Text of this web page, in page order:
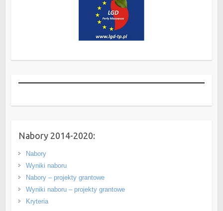
Nabory 2014-2020:
Nabory
Wyniki naboru
Nabory – projekty grantowe
Wyniki naboru – projekty grantowe
Kryteria